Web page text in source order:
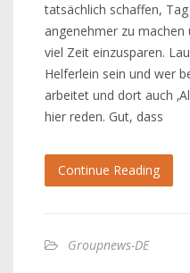
tatsächlich schaffen,
angenehmer zu
viel Zeit einzusparen.
Helferlein sein und wer
arbeitet und dort auch
hier reden. Gut, dass
Continue Reading
Groupnews-DE